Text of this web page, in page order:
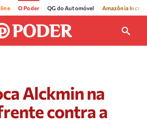
O Poder QG do Automóvel Amazônia
Alckmin na
contra a